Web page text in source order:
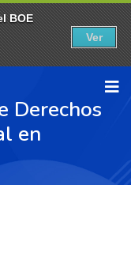
Derechos
en
BOE
Ver